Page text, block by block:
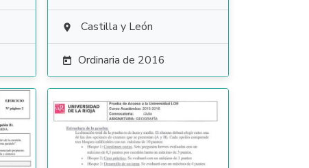
 Castilla y León
 Ordinaria de 2016